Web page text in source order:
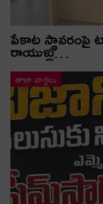
పేకాట స్థావరంపై
రాయుళ్లు…
తాజా వార్తలు